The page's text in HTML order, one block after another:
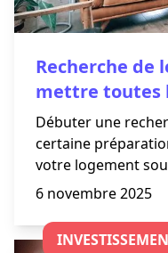
Recherche de
mettre toutes
côté
Débuter une
certaine
votre logement
tendue » comme à
6 novembre 2025